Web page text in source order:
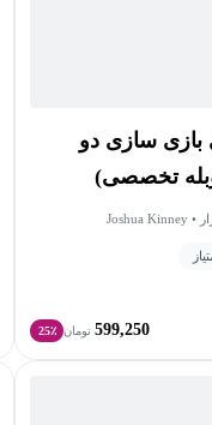
سازی دو
تخصصی)
599,250 تومان 25٪